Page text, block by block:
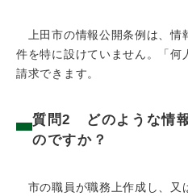
上田市の情報公開条例は、情
件を特に設けていません。「何
請求できます。
質問2 どのような情
のですか？
市の職員が職務上作成し、又